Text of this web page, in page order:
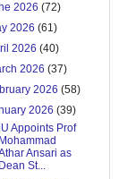
2026(72)
2026(61)
2026(40)
2026(37)
2026(58)
2026(39)
Appoints Prof
Mohammad
Ansari as
Dean St...